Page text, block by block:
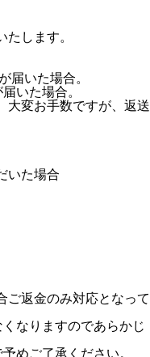
します。
届いた場合。
いた場合。
大変お手数ですが、返送
いた場合
ご返金のみ対応となって
なりますのであらかじ
めご了承ください。